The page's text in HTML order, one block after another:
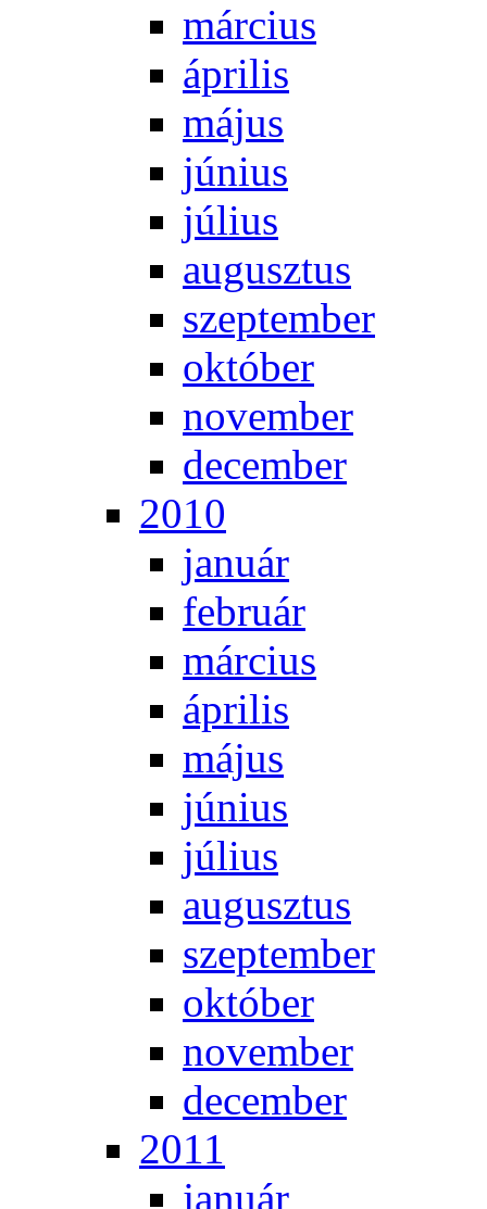
már­ci­us
áp­ri­lis
má­jus
jú­ni­us
jú­li­us
au­gusz­tus
szep­tem­ber
ok­tó­ber
no­vem­ber
de­cem­ber
2010
ja­nu­ár
feb­ru­ár
már­ci­us
áp­ri­lis
má­jus
jú­ni­us
jú­li­us
au­gusz­tus
szep­tem­ber
ok­tó­ber
no­vem­ber
de­cem­ber
2011
ja­nu­ár